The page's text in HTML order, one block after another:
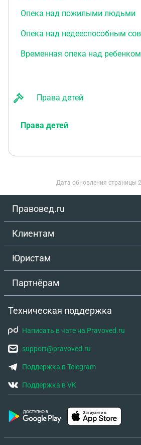
Опека над пожилыми людьми
Опека над недееспособным
Временная опека над ребенком
Права детей
Права детей
Дата обновления страницы
Правовед.ru
Клиентам
Юристам
Партнёрам
Техническая поддержка
Написать в чате на Pravoved.ru
support@pravoved.ru
Поддержка в Telegram
Поддержка в VK